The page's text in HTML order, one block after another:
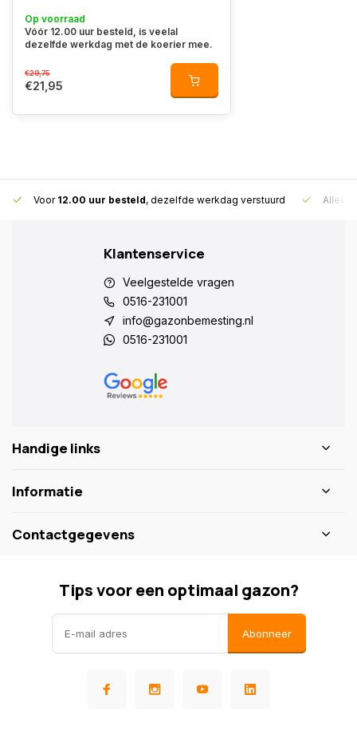
Op voorraad
Vóór 12.00 uur besteld, is veelal
dezelfde werkdag met de koerier mee.
€29,75
€21,95
Voor 12.00 uur besteld, dezelfde werkdag verstuurd Alleen
Klantenservice
Veelgestelde vragen
0516-231001
info@gazonbemesting.nl
0516-231001
Handige links
Informatie
Contactgegevens
Tips voor een optimaal gazon?
Abonneer